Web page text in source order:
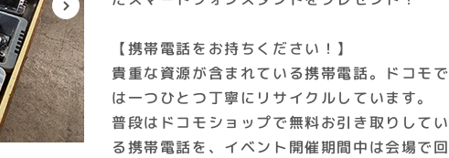
【携帯電話をお持ちください！】
貴重な資源が含まれている携帯電話。ドコモで
は一つひとつ丁寧にリサイクルしています。
普段はドコモショップで無料お引き取りしてい
る携帯電話を、イベント開催期間中は会場で回